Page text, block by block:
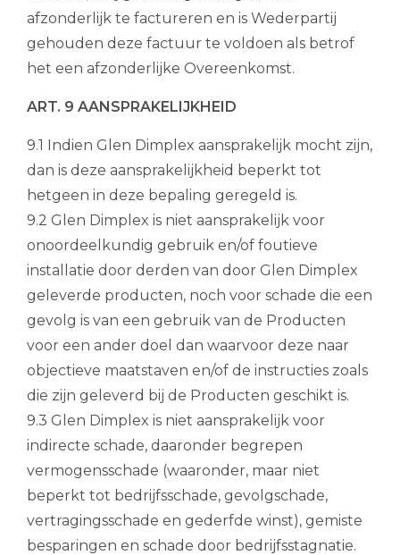
afzonderlijk te factureren en is Wederpartij
gehouden deze factuur te voldoen als betrof
het een afzonderlijke Overeenkomst.
ART. 9 AANSPRAKELIJKHEID
9.1 Indien Glen Dimplex aansprakelijk mocht zijn,
dan is deze aansprakelijkheid beperkt tot
hetgeen in deze bepaling geregeld is.
9.2 Glen Dimplex is niet aansprakelijk voor
onoordeelkundig gebruik en/of foutieve
installatie door derden van door Glen Dimplex
geleverde producten, noch voor schade die een
gevolg is van een gebruik van de Producten
voor een ander doel dan waarvoor deze naar
objectieve maatstaven en/of de instructies zoals
die zijn geleverd bij de Producten geschikt is.
9.3 Glen Dimplex is niet aansprakelijk voor
indirecte schade, daaronder begrepen
vermogensschade (waaronder, maar niet
beperkt tot bedrijfsschade, gevolgschade,
vertragingsschade en gederfde winst), gemiste
besparingen en schade door bedrijfsstagnatie.